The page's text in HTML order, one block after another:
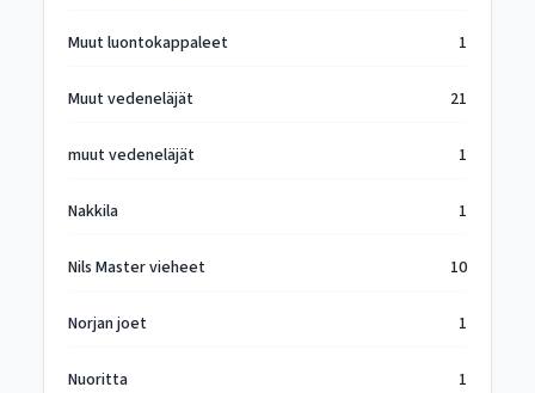
Muut luontokappaleet 1
Muut vedeneläjät 21
muut vedeneläjät 1
Nakkila 1
Nils Master vieheet 10
Norjan joet 1
Nuoritta 1